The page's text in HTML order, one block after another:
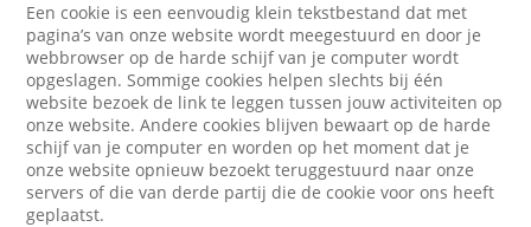
Een cookie is een eenvoudig klein tekstbestand dat met
pagina’s van onze website wordt meegestuurd en door je
webbrowser op de harde schijf van je computer wordt
opgeslagen. Sommige cookies helpen slechts bij één
website bezoek de link te leggen tussen jouw activiteiten op
onze website. Andere cookies blijven bewaart op de harde
schijf van je computer en worden op het moment dat je
onze website opnieuw bezoekt teruggestuurd naar onze
servers of die van derde partij die de cookie voor ons heeft
geplaatst.